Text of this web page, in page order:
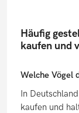
Häufig
kaufen und
Welche Vögel
In
kaufen und